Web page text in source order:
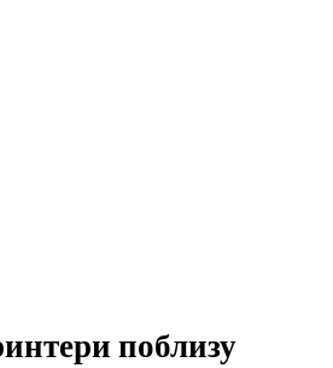
поблизу